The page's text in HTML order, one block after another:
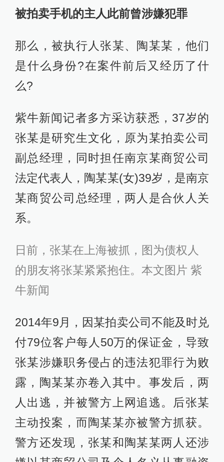
被拍卖手机的主人此前曾涉嫌犯罪
那么，被执行人张某、陶某某，他们
是什么身份?在案件前后又经历了什
么?
紫牛新闻记者多方采访获悉，37岁的
张某是研究生文化，原为某拍卖公司
副总经理，同时担任南京某商贸公司
法定代表人，陶某某(女)39岁，是南京
某商贸公司总经理，两人是合伙人关
系。
日前，张某在上海被抓，图为债权人
的朋友将张某紧紧抱住。本文图片 紫
牛新闻
2014年9月，因某拍卖公司不能及时兑
付79位客户每人50万的保证金，导致
张某涉嫌职务侵占的违法犯罪行为败
露，陶某某亦卷入其中。事发后，两
人出逃，并被警方上网追逃。后张某
主动投案，而陶某某亦被警方抓获。
警方还发现，张某和陶某某两人还涉